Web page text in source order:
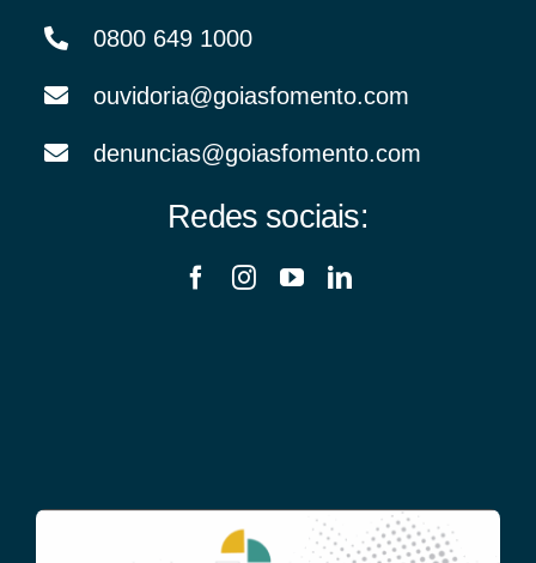
0800 649 1000
ouvidoria@goiasfomento.com
denuncias@goiasfomento.com
Redes sociais: